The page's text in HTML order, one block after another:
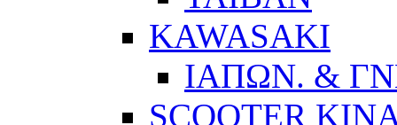
KAWASAKI
ΙΑΠΩΝ. &
SCOOTER